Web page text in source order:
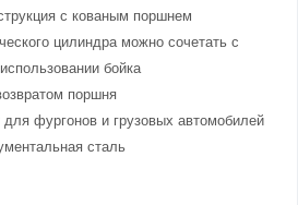
с кованым поршнем
цилиндра можно сочетать с
бойка
поршня
фургонов и грузовых автомобилей
сталь